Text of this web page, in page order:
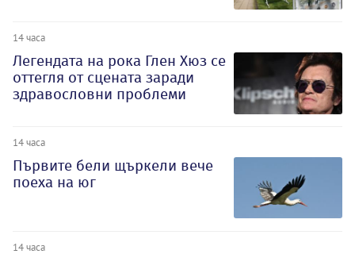
14 часа
Легендата на рока Глен Хюз се
оттегля от сцената заради
здравословни проблеми
14 часа
Първите бели щъркели вече
поеха на юг
14 часа